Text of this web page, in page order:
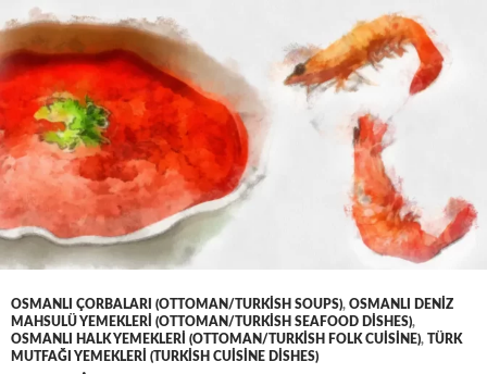
OSMANLI ÇORBALARI (OTTOMAN/TURKISH SOUPS), OSMANLI DENIZ
MAHSULÜ YEMEKLERI (OTTOMAN/TURKISH SEAFOOD DISHES),
OSMANLI HALK YEMEKLERI (OTTOMAN/TURKISH FOLK CUISINE), TÜRK
MUTFAĞI YEMEKLERI (TURKISH CUISINE DISHES)